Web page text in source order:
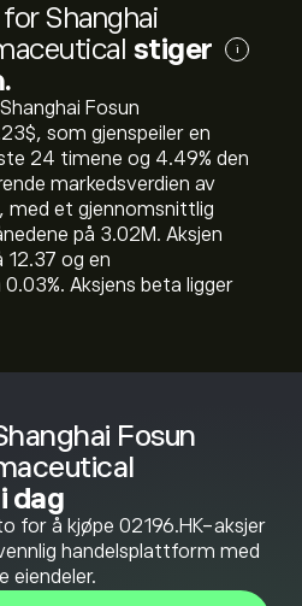
Fosun
i dag
for å kjøpe 02196.HK-aksjer
handelsplattform med
eiendeler.
Shanghai
stiger
i
Fosun
som gjenspeiler en
24 timene og ‎4.49‎% den
markedsverdien av
med et gjennomsnittlig
på 3.02M. Aksjen
og en
Aksjens beta ligger